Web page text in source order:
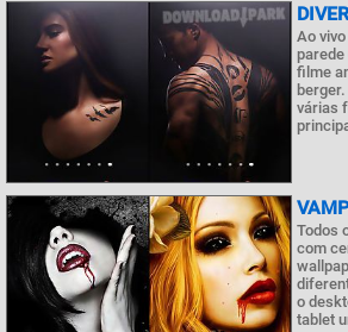
Ao
parede
filme
várias
Todos
com
o
tablet